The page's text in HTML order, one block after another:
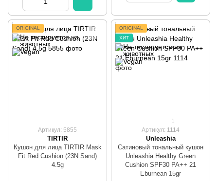
ORIGINAL
Артикул: 5855
TIRTIR
Кушон для лица TIRTIR Mask
Fit Red Cushion (23N Sand)
4.5g
ORIGINAL
ХИТ
1
Артикул: 1114
Unleashia
Сатиновый тональный кушон
Unleashia Healthy Green
Cushion SPF30 PA++ 21
Eburnean 15gr